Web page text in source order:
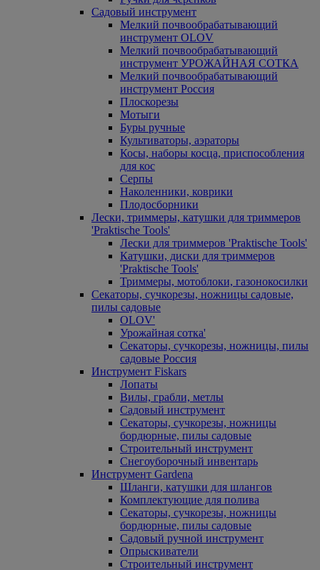
Садовый инструмент
Мелкий почвообрабатывающий
инструмент OLOV
Мелкий почвообрабатывающий
инструмент УРОЖАЙНАЯ СОТКА
Мелкий почвообрабатывающий
инструмент Россия
Плоскорезы
Мотыги
Буры ручные
Культиваторы, аэраторы
Косы, наборы косца, приспособления
для кос
Серпы
Наколенники, коврики
Плодосборники
Лески, триммеры, катушки для триммеров
'Praktische Tools'
Лески для триммеров 'Praktische Tools'
Катушки, диски для триммеров
'Praktische Tools'
Триммеры, мотоблоки, газонокосилки
Секаторы, сучкорезы, ножницы садовые,
пилы садовые
OLOV'
Урожайная сотка'
Секаторы, сучкорезы, ножницы, пилы
садовые Россия
Инструмент Fiskars
Лопаты
Вилы, грабли, метлы
Садовый инструмент
Секаторы, сучкорезы, ножницы
бордюрные, пилы садовые
Строительный инструмент
Снегоуборочный инвентарь
Инструмент Gardena
Шланги, катушки для шлангов
Комплектующие для полива
Секаторы, сучкорезы, ножницы
бордюрные, пилы садовые
Садовый ручной инструмент
Опрыскиватели
Строительный инструмент